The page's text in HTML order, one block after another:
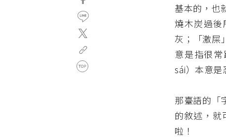
基本的，也
燒木炭過
灰；「激屎
意是指很
sái）本意是
那臺語的「
的敘述，就
啦！